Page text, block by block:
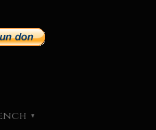
DES GUIDES
▼